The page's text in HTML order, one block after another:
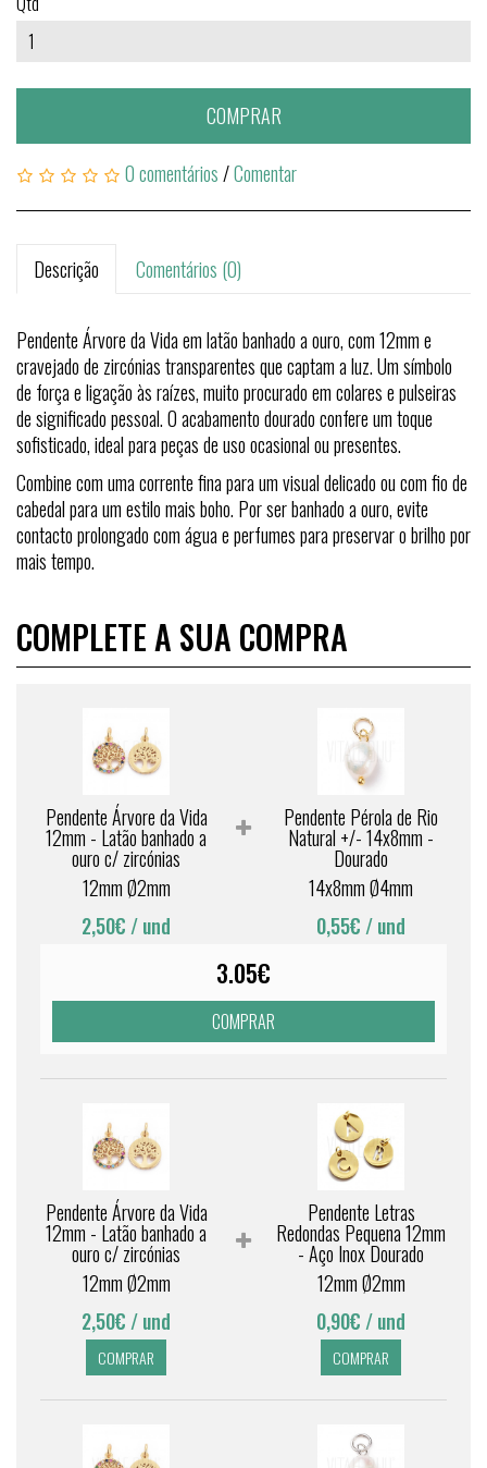
COMPRAR
0 comentários/Comentar
Descrição Comentários (0)
Pendente Árvore da Vida em latão banhado a ouro, com 12mm e
cravejado de zircónias transparentes que captam a luz. Um símbolo
de força e ligação às raízes, muito procurado em colares e pulseiras
de significado pessoal. O acabamento dourado confere um toque
sofisticado, ideal para peças de uso ocasional ou presentes.
Combine com uma corrente fina para um visual delicado ou com fio de
cabedal para um estilo mais boho. Por ser banhado a ouro, evite
contacto prolongado com água e perfumes para preservar o brilho por
mais tempo.
COMPLETE A SUA COMPRA
Pendente Árvore da Vida
12mm - Latão banhado a
ouro c/ zircónias
12mm Ø2mm
2,50€ / und
Pendente Pérola de Rio
Natural +/- 14x8mm -
Dourado
14x8mm Ø4mm
0,55€ / und
3.05€
COMPRAR
Pendente Árvore da Vida
12mm - Latão banhado a
ouro c/ zircónias
12mm Ø2mm
2,50€ / und
COMPRAR
Pendente Letras
Redondas Pequena 12mm
- Aço Inox Dourado
12mm Ø2mm
0,90€ / und
COMPRAR